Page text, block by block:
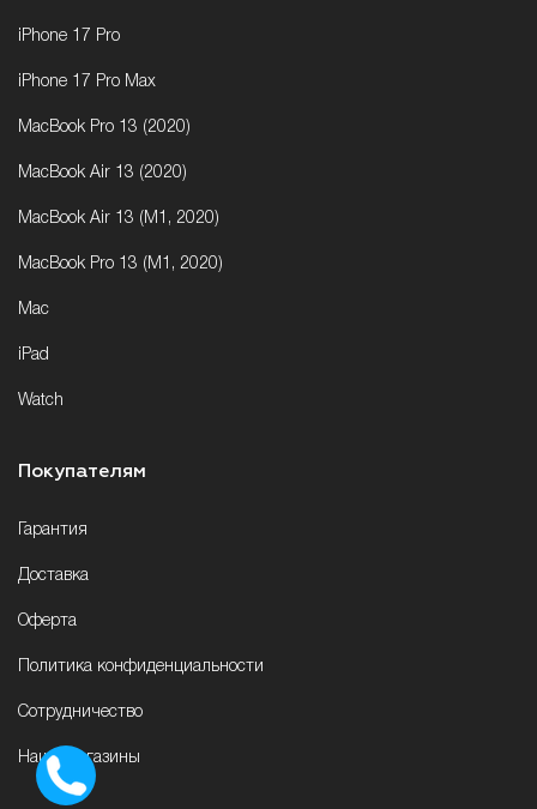
iPhone 17 Pro
iPhone 17 Pro Max
MacBook Pro 13 (2020)
MacBook Air 13 (2020)
MacBook Air 13 (M1, 2020)
MacBook Pro 13 (M1, 2020)
Mac
iPad
Watch
Покупателям
Гарантия
Доставка
Оферта
Политика конфиденциальности
Сотрудничество
Наши магазины